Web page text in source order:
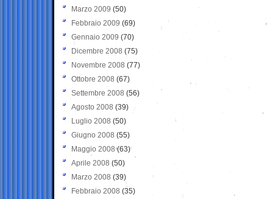
Marzo 2009 (50)
Febbraio 2009 (69)
Gennaio 2009 (70)
Dicembre 2008 (75)
Novembre 2008 (77)
Ottobre 2008 (67)
Settembre 2008 (56)
Agosto 2008 (39)
Luglio 2008 (50)
Giugno 2008 (55)
Maggio 2008(63)
Aprile 2008 (50)
Marzo 2008 (39)
Febbraio 2008 (35)